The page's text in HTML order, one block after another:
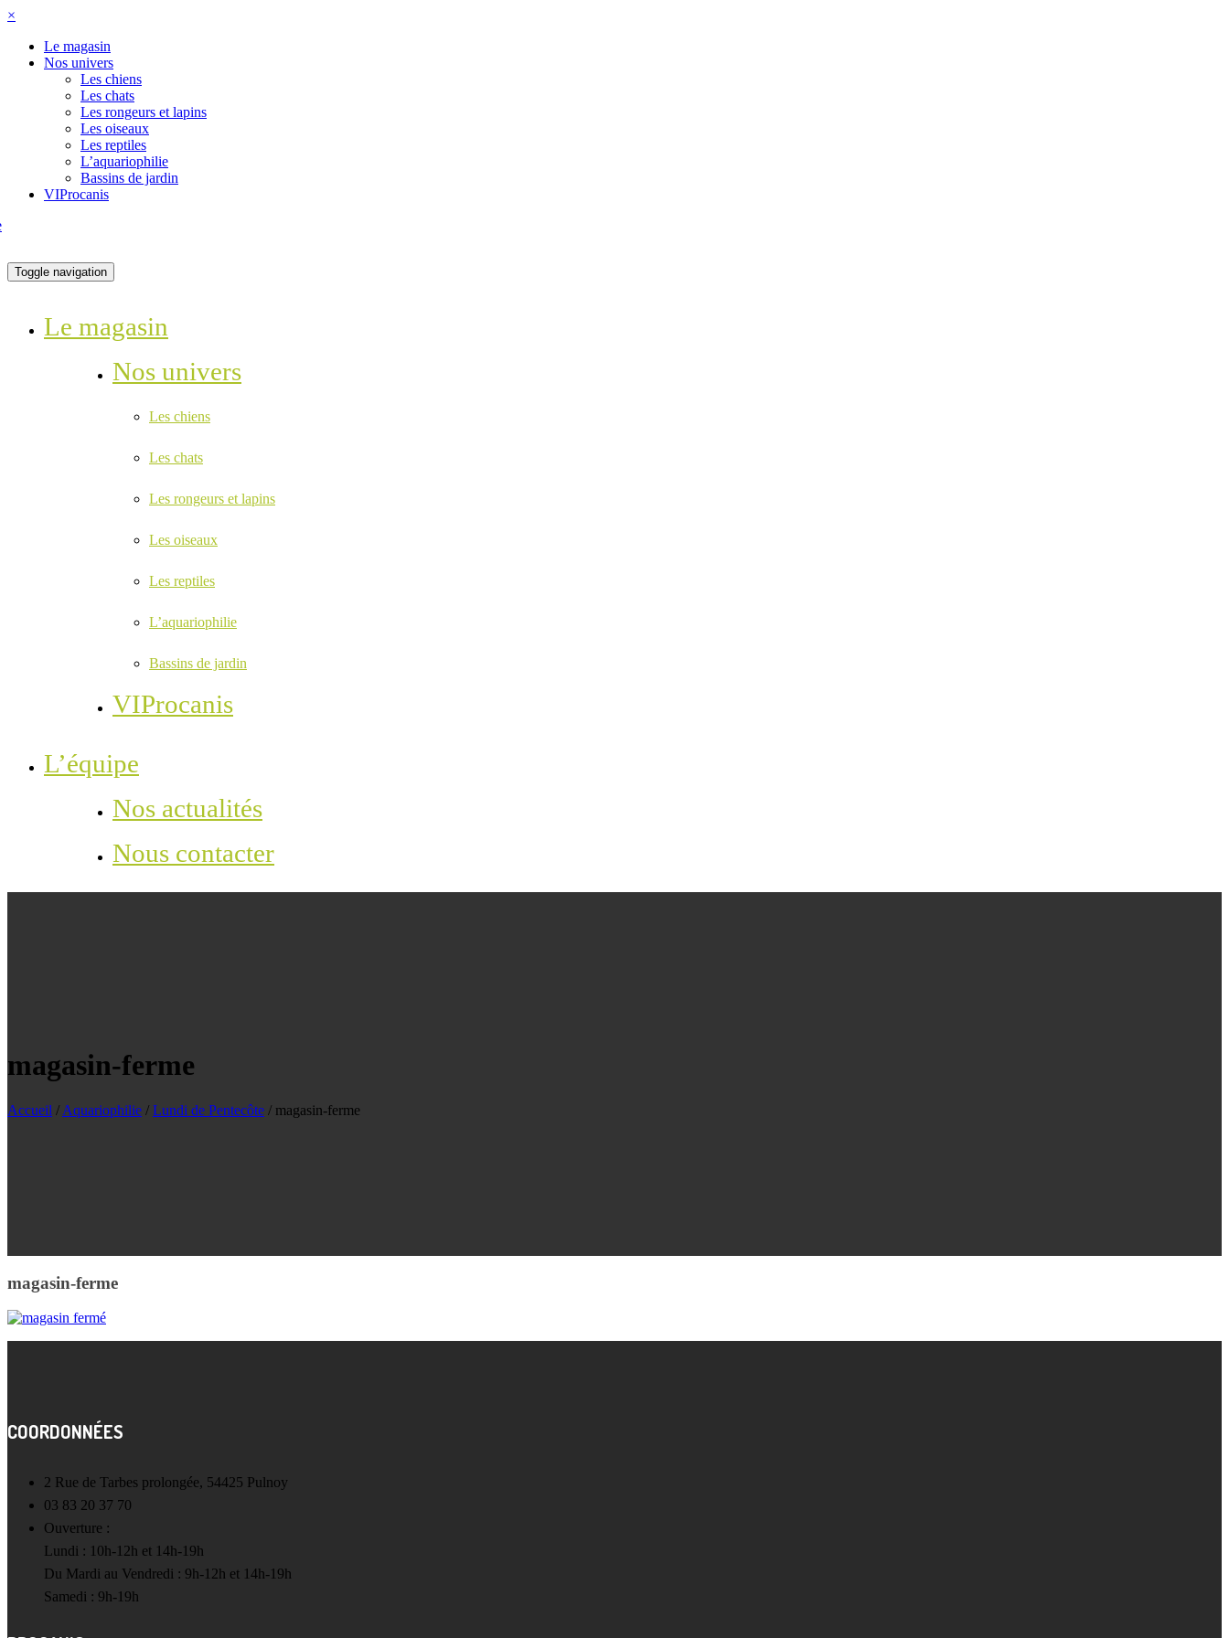
×
Le magasin
Nos univers
Les chiens
Les chats
Les rongeurs et lapins
Les oiseaux
Les reptiles
L’aquariophilie
Bassins de jardin
VIProcanis
Toggle navigation
Le magasin
Nos univers
Les chiens
Les chats
Les rongeurs et lapins
Les oiseaux
Les reptiles
L’aquariophilie
Bassins de jardin
VIProcanis
L’équipe
Nos actualités
Nous contacter
magasin-ferme
Accueil / Aquariophilie / Lundi de Pentecôte / magasin-ferme
magasin-ferme
COORDONNÉES
2 Rue de Tarbes prolongée, 54425 Pulnoy
03 83 20 37 70
Ouverture :
Lundi : 10h-12h et 14h-19h
Du Mardi au Vendredi : 9h-12h et 14h-19h
Samedi : 9h-19h